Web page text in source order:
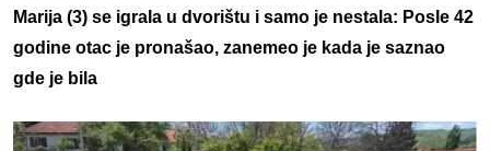
Marija (3) se igrala u dvorištu i samo je nestala: Posle 42
godine otac je pronašao, zanemeo je kada je saznao
gde je bila